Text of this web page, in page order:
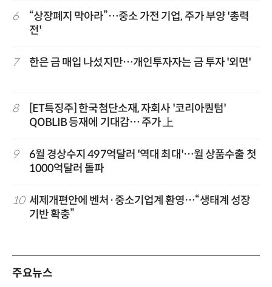
6
“상장폐지 막아라”…중소 가전 기업, 주가 부양 '총력
전'
7 한은 금 매입 나섰지만…개인투자자는 금 투자 '외면'
8
[ET특징주] 한국첨단소재, 자회사 '코리아퀀텀'
QOBLIB 등재에 기대감… 주가 上
9
6월 경상수지 497억달러 '역대 최대'…월 상품수출 첫
1000억달러 돌파
10 세제개편안에 벤처·중소기업계 환영…“생태계 성장
기반 확충”
주요뉴스